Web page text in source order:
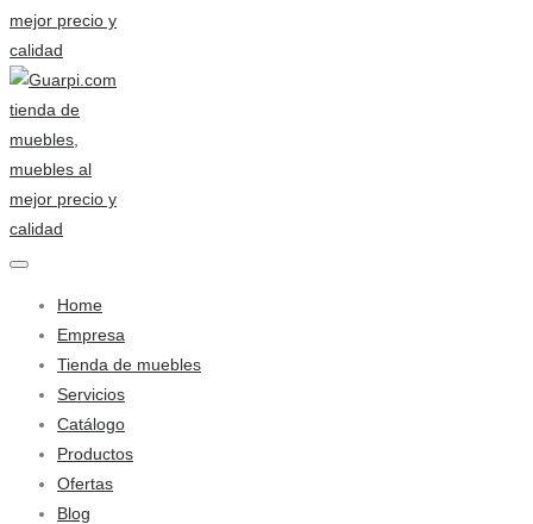
Home
Empresa
Tienda de muebles
Servicios
Catálogo
Productos
Ofertas
Blog